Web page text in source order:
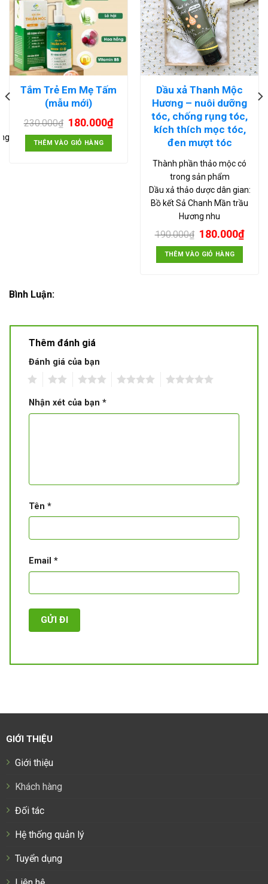
Tắm Trẻ Em Mẹ Tấm
(mẫu mới)
230.000₫ 180.000₫
THÊM VÀO GIỎ HÀNG
Dầu xả Thanh Mộc
Hương – nuôi dưỡng
tóc, chống rụng tóc,
kích thích mọc tóc,
đen mượt tóc
Thành phần thảo mộc có
trong sản phẩm
Dầu xả thảo dược dân gian:
Bồ kết Sả Chanh Mần trầu
Hương nhu
190.000₫ 180.000₫
THÊM VÀO GIỎ HÀNG
Bình Luận:
Thêm đánh giá
Đánh giá của bạn
Nhận xét của bạn *
Tên *
Email *
GIỚI THIỆU
Giới thiệu
Khách hàng
Đối tác
Hệ thống quản lý
Tuyển dụng